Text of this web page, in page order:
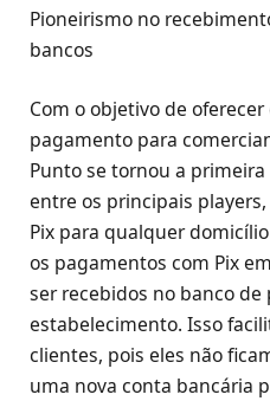
Pioneirismo no
bancos
Com o objetivo de
pagamento para
Punto se tornou a
entre os principais
Pix para qualquer
os pagamentos com Pix
ser recebidos no banco de
estabelecimento. Isso
clientes, pois eles não
uma nova conta bancária